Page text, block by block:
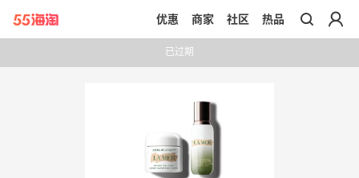
带你去官网买正品
优惠 商家 社区 热品
已过期